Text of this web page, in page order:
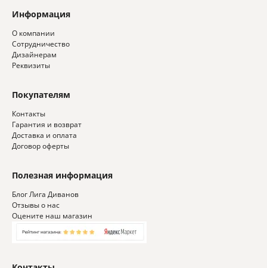
Информация
О компании
Сотрудничество
Дизайнерам
Реквизиты
Покупателям
Контакты
Гарантия и возврат
Доставка и оплата
Договор оферты
Полезная информация
Блог Лига Диванов
Отзывы о нас
Оцените наш магазин